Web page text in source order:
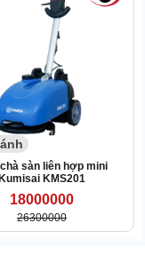
sàn liên hợp mini
Kumisai KMS201
18000000
26300000